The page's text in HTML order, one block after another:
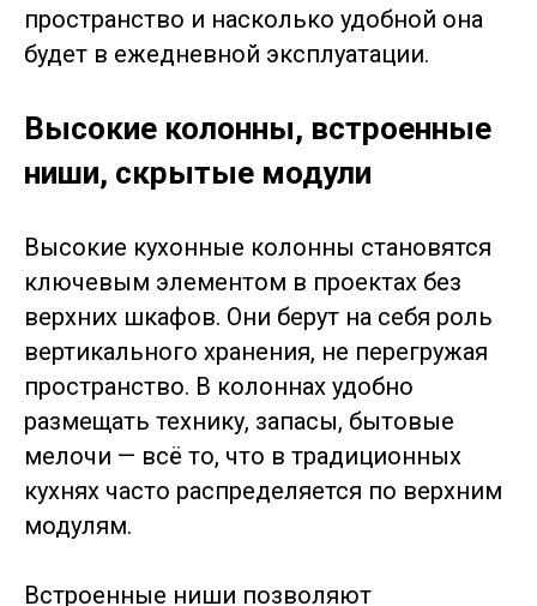
пространство и насколько удобной она
будет в ежедневной эксплуатации.
Высокие колонны, встроенные
ниши, скрытые модули
Высокие кухонные колонны становятся
ключевым элементом в проектах без
верхних шкафов. Они берут на себя роль
вертикального хранения, не перегружая
пространство. В колоннах удобно
размещать технику, запасы, бытовые
мелочи — всё то, что в традиционных
кухнях часто распределяется по верхним
модулям.
Встроенные ниши позволяют